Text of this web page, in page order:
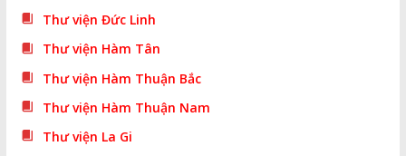
Thư viện Đức Linh
Thư viện Hàm Tân
Thư viện Hàm Thuận Bắc
Thư viện Hàm Thuận Nam
Thư viện La Gi